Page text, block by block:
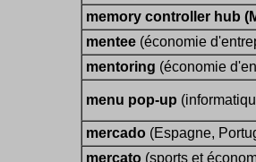
memory controller hub
mentee (économie
mentoring (économie
menu pop-up
mercado (Espagne,
mercato (sports et